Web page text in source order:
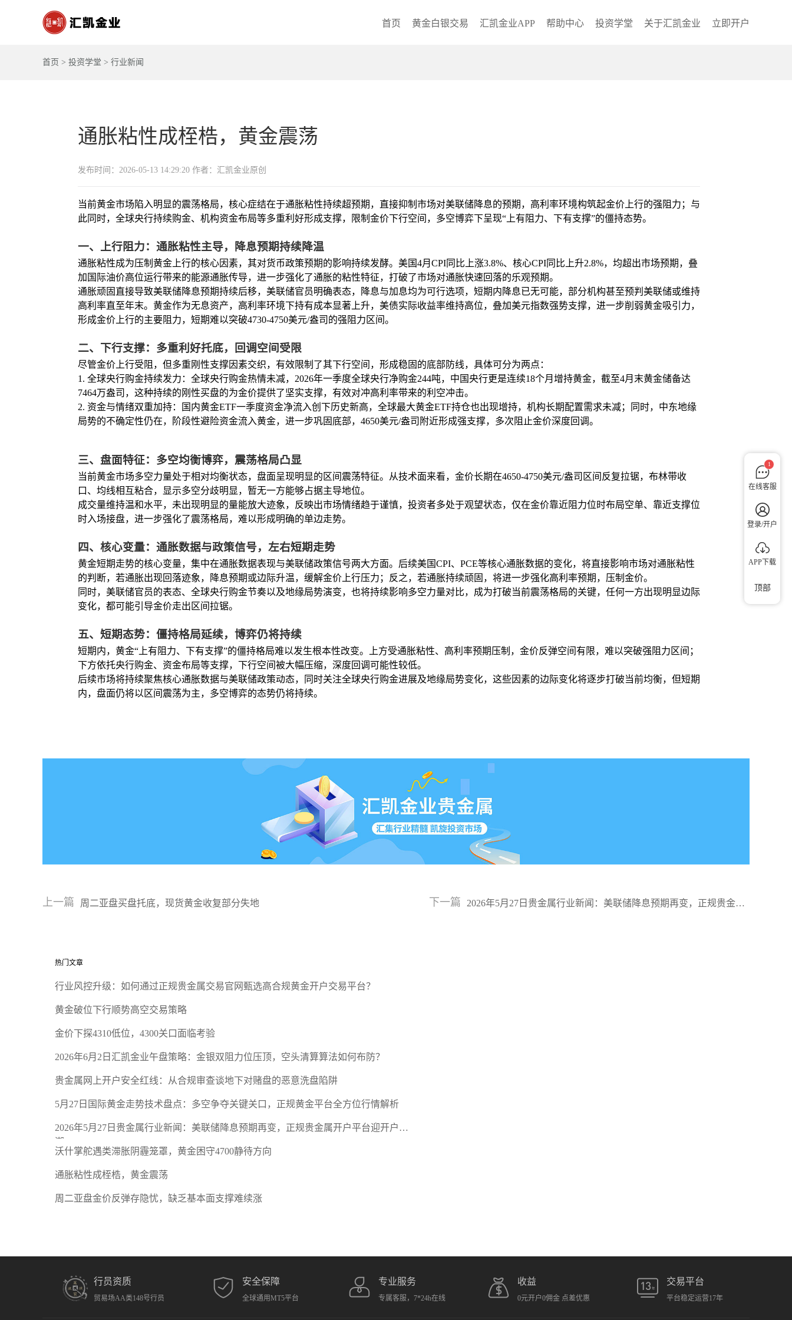
首页 黄金白银交易 汇凯金业APP 帮助中心 投资学堂 关于汇凯金业 立即开户
首页 > 投资学堂 > 行业新闻
通胀粘性成桎梏，黄金震荡
发布时间：2026-05-13 14:29:20 作者：汇凯金业原创
当前黄金市场陷入明显的震荡格局，核心症结在于通胀粘性持续超预期，直接抑制市场对美联储降息的预期，高利率环境构筑起金价上行的强阻力；与
此同时，全球央行持续购金、机构资金布局等多重利好形成支撑，限制金价下行空间，多空博弈下呈现“上有阻力、下有支撑”的僵持态势。
一、上行阻力：通胀粘性主导，降息预期持续降温
通胀粘性成为压制黄金上行的核心因素，其对货币政策预期的影响持续发酵。美国4月CPI同比上涨3.8%、核心CPI同比上升2.8%，均超出市场预期，叠
加国际油价高位运行带来的能源通胀传导，进一步强化了通胀的粘性特征，打破了市场对通胀快速回落的乐观预期。
通胀顽固直接导致美联储降息预期持续后移，美联储官员明确表态，降息与加息均为可行选项，短期内降息已无可能，部分机构甚至预判美联储或维持
高利率直至年末。黄金作为无息资产，高利率环境下持有成本显著上升，美债实际收益率维持高位，叠加美元指数强势支撑，进一步削弱黄金吸引力，
形成金价上行的主要阻力，短期难以突破4730-4750美元/盎司的强阻力区间。
二、下行支撑：多重利好托底，回调空间受限
尽管金价上行受阻，但多重刚性支撑因素交织，有效限制了其下行空间，形成稳固的底部防线，具体可分为两点：
1. 全球央行购金持续发力：全球央行购金热情未减，2026年一季度全球央行净购金244吨，中国央行更是连续18个月增持黄金，截至4月末黄金储备达
7464万盎司，这种持续的刚性买盘的为金价提供了坚实支撑，有效对冲高利率带来的利空冲击。
2. 资金与情绪双重加持：国内黄金ETF一季度资金净流入创下历史新高，全球最大黄金ETF持仓也出现增持，机构长期配置需求未减；同时，中东地缘
局势的不确定性仍在，阶段性避险资金流入黄金，进一步巩固底部，4650美元/盎司附近形成强支撑，多次阻止金价深度回调。
三、盘面特征：多空均衡博弈，震荡格局凸显
当前黄金市场多空力量处于相对均衡状态，盘面呈现明显的区间震荡特征。从技术面来看，金价长期在4650-4750美元/盎司区间反复拉锯，布林带收
口、均线相互粘合，显示多空分歧明显，暂无一方能够占据主导地位。
成交量维持温和水平，未出现明显的量能放大迹象，反映出市场情绪趋于谨慎，投资者多处于观望状态，仅在金价靠近阻力位时布局空单、靠近支撑位
时入场接盘，进一步强化了震荡格局，难以形成明确的单边走势。
四、核心变量：通胀数据与政策信号，左右短期走势
黄金短期走势的核心变量，集中在通胀数据表现与美联储政策信号两大方面。后续美国CPI、PCE等核心通胀数据的变化，将直接影响市场对通胀粘性
的判断，若通胀出现回落迹象，降息预期或边际升温，缓解金价上行压力；反之，若通胀持续顽固，将进一步强化高利率预期，压制金价。
同时，美联储官员的表态、全球央行购金节奏以及地缘局势演变，也将持续影响多空力量对比，成为打破当前震荡格局的关键，任何一方出现明显边际
变化，都可能引导金价走出区间拉锯。
五、短期态势：僵持格局延续，博弈仍将持续
短期内，黄金“上有阻力、下有支撑”的僵持格局难以发生根本性改变。上方受通胀粘性、高利率预期压制，金价反弹空间有限，难以突破强阻力区间；
下方依托央行购金、资金布局等支撑，下行空间被大幅压缩，深度回调可能性较低。
后续市场将持续聚焦核心通胀数据与美联储政策动态，同时关注全球央行购金进展及地缘局势变化，这些因素的边际变化将逐步打破当前均衡，但短期
内，盘面仍将以区间震荡为主，多空博弈的态势仍将持续。
上一篇 周二亚盘买盘托底，现货黄金收复部分失地 下一篇
2026年5月27日贵金属行业新闻：美联储降息预期再变，正规贵金属
热门文章
行业风控升级：如何通过正规贵金属交易官网甄选高合规黄金开户交易平台？
黄金破位下行顺势高空交易策略
金价下探4310低位，4300关口面临考验
2026年6月2日汇凯金业午盘策略：金银双阻力位压顶，空头清算算法如何布防？
贵金属网上开户安全红线：从合规审查谈地下对赌盘的恶意洗盘陷阱
5月27日国际黄金走势技术盘点：多空争夺关键关口，正规黄金平台全方位行情解析
2026年5月27日贵金属行业新闻：美联储降息预期再变，正规贵金属开户平台迎开户热
潮
沃什掌舵遇类滞胀阴霾笼罩，黄金困守4700静待方向
通胀粘性成桎梏，黄金震荡
周二亚盘金价反弹存隐忧，缺乏基本面支撑难续涨
行员资质
贸易场AA类148号行员
安全保障
全球通用MT5平台
专业服务
专属客服，7*24h在线
收益
0元开户0佣金 点差优惠
交易平台
平台稳定运营17年
1
在线客服
登录/开户
APP下载
顶部